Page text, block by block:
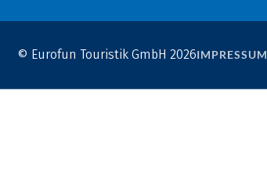
© Eurofun Touristik GmbH 2026IMPRESSUM